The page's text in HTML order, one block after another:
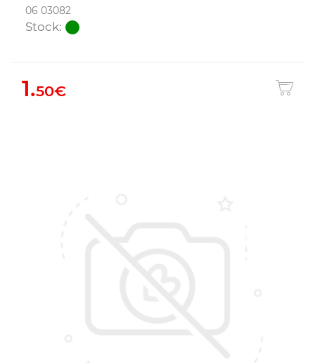
06 03082
Stock:
1.50€